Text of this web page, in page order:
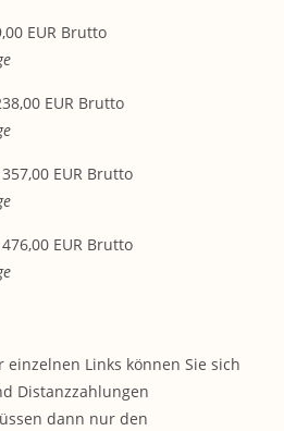
EUR Brutto
EUR Brutto
EUR Brutto
EUR Brutto
Links können Sie sich
Distanzzahlungen
dann nur den